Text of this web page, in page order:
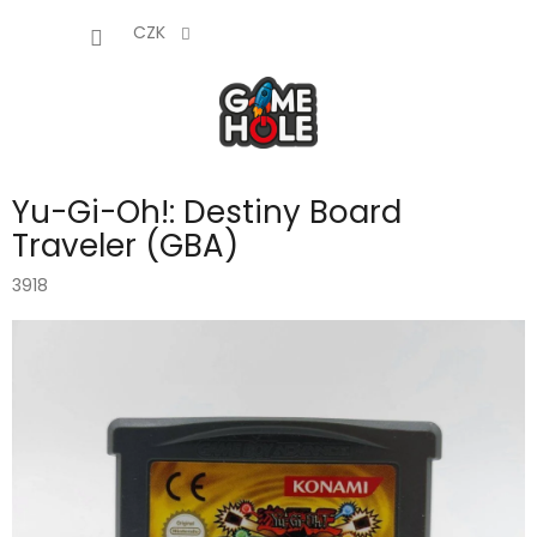
CZK
Yu-Gi-Oh!: Destiny Board
Traveler (GBA)
3918